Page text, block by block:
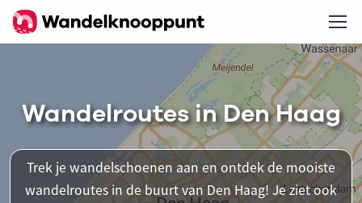
Wandelroutes in Den Haag
Trek je wandelschoenen aan en ontdek de mooiste
wandelroutes in de buurt van Den Haag! Je ziet ook